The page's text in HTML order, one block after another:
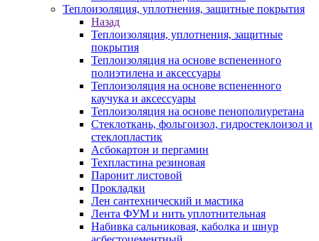
Теплоизоляция, уплотнения, защитные покрытия
Назад
Теплоизоляция, уплотнения, защитные
покрытия
Теплоизоляция на основе вспененного
полиэтилена и аксессуары
Теплоизоляция на основе вспененного
каучука и аксессуары
Теплоизоляция на основе пенополиуретана
Стеклоткань, фольгоизол, гидростеклоизол и
стеклопластик
Асбокартон и пергамин
Техпластина резиновая
Паронит листовой
Прокладки
Лен сантехнический и мастика
Лента ФУМ и нить уплотнительная
Набивка сальниковая, каболка и шнур